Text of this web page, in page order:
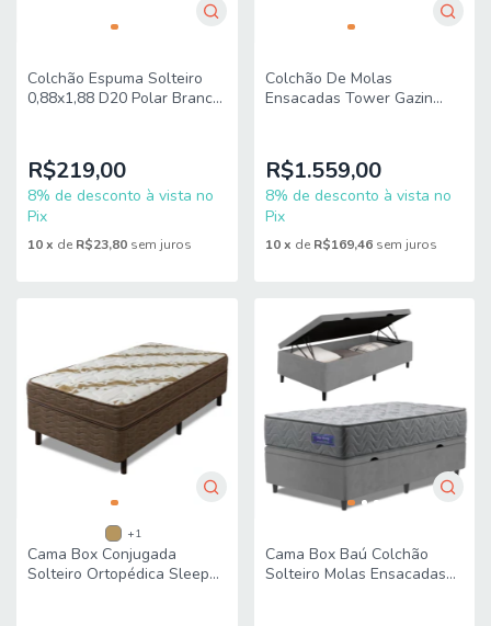
Colchão Espuma Solteiro
0,88x1,88 D20 Polar Branco
R$219,00
8% de desconto à vista no
Pix
10x de R$23,80 sem juros
Colchão De Molas
Ensacadas Tower Gazin
R$1.559,00
8% de desconto à vista no
Pix
10 x de R$169,46 sem juros
+1
Cama Box Conjugada
Solteiro Ortopédica Sleep
Cama Box Baú Colchão
Solteiro Molas Ensacadas